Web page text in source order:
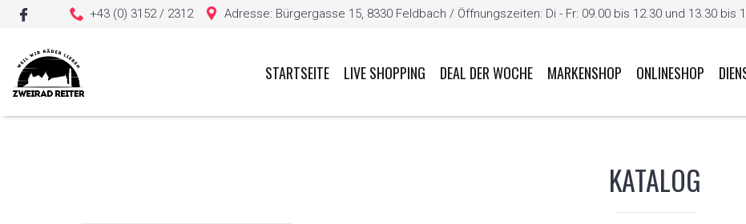
+43 (0) 3152 / 2312 Adresse: Bürgergasse 15, 8330 Feldbach / Öffnungszeiten: Di - Fr: 09.00 bis 12.30 und 13.30 bis
STARTSEITE LIVE SHOPPING DEAL DER WOCHE MARKENSHOP ONLINESHOP
KATALOG